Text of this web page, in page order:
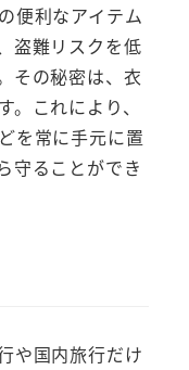
便利なアイテム
盗難リスクを低
その秘密は、衣
これにより、
を常に手元に置
守ることができ
や国内旅行だけ